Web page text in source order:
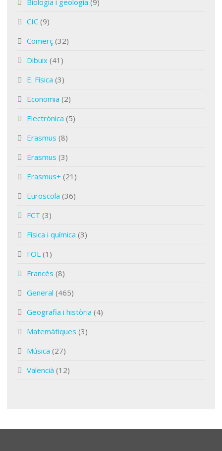
Biologia i geologia (9)
CIC (9)
Comerç (32)
Dibuix (41)
E. Física (3)
Economia (2)
Electrònica (5)
Erasmus (8)
Erasmus (3)
Erasmus+ (21)
Euroscola (36)
FCT (3)
Física i química (3)
FOL (1)
Francés (8)
General (465)
Geografia i història (4)
Matemàtiques (3)
Música (27)
Valencià (12)